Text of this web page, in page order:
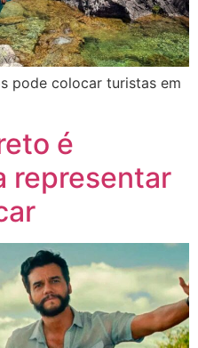
pode colocar turistas em
é
representar